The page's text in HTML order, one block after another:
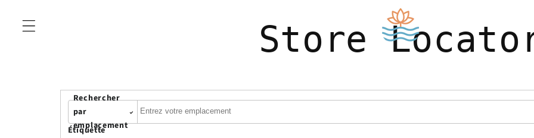
Store
Rechercher
par
emplacement
Autocomplete
Étiquette